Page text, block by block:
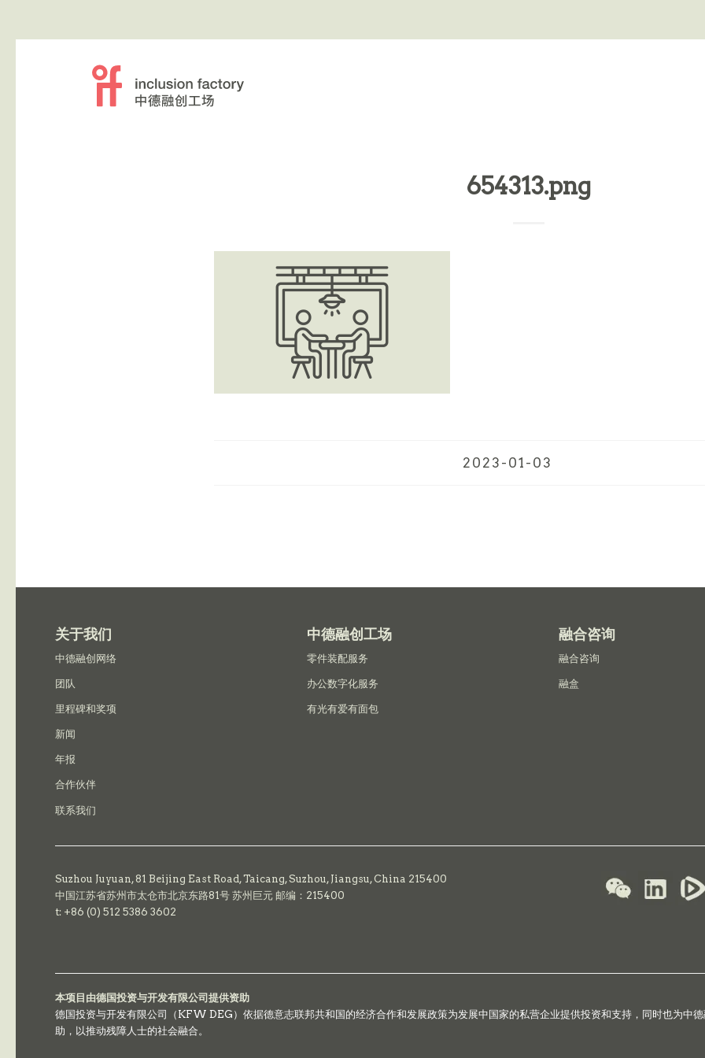
654313.png
2023-01-03
关于我们
中德融创网络
团队
里程碑和奖项
新闻
年报
合作伙伴
联系我们
中德融创工场
零件装配服务
办公数字化服务
有光有爱有面包
融合咨询
融合咨询
融盒
Suzhou Juyuan, 81 Beijing East Road,Taicang,Suzhou, Jiangsu, China 215400
中国江苏省苏州市太仓市北京东路81号 苏州巨元 邮编：215400
t: +86 (0) 512 5386 3602
本项目由德国投资与开发有限公司提供资助
德国投资与开发有限公司（KFW DEG）依据德意志联邦共和国的经济合作和发展政策为发展中国家的私营企业提供投资和支持，同时也为中
助，以推动残障人士的社会融合。